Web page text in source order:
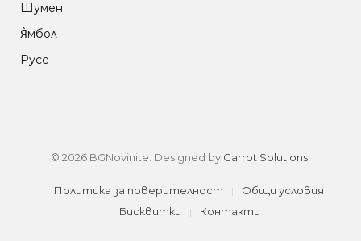
Шумен
Я̀мбол
Русе
© 2026 BGNovinite. Designed by Carrot Solutions
Политика за поверителност
Общи условия
Бисквитки
Контакти